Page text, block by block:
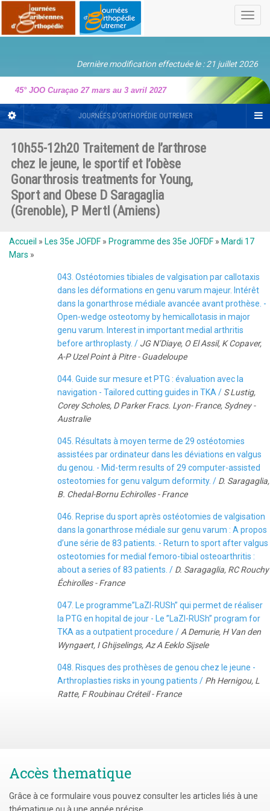
Dernière modification effectuée le : 21 juillet 2026
45° JOO Curaçao 27 mars au 3 avril 2027
JOURNÉES D'ORTHOPÉDIE OUTREMER
10h55-12h20 Traitement de l’arthrose
chez le jeune, le sportif et l’obèse
Gonarthrosis treatments for Young,
Sport and Obese D Saragaglia
(Grenoble), P Mertl (Amiens)
Accueil » Les 35e JOFDF » Programme des 35e JOFDF » Mardi 17
Mars »
043. Ostéotomies tibiales de valgisation par callotaxis
dans les déformations en genu varum majeur. Intérêt
dans la gonarthrose médiale avancée avant prothèse. -
Open-wedge osteotomy by hemicallotasis in major
genu varum. Interest in important medial arthritis
before arthroplasty. / JG N’Diaye, O El Assil, K Copaver,
A-P Uzel Point à Pitre - Guadeloupe
044. Guide sur mesure et PTG : évaluation avec la
navigation - Tailored cutting guides in TKA / S Lustig,
Corey Scholes, D Parker Fracs. Lyon- France, Sydney -
Australie
045. Résultats à moyen terme de 29 ostéotomies
assistées par ordinateur dans les déviations en valgus
du genou. - Mid-term results of 29 computer-assisted
osteotomies for genu valgum deformity. / D. Saragaglia,
B. Chedal-Bornu Echirolles - France
046. Reprise du sport après ostéotomies de valgisation
dans la gonarthrose médiale sur genu varum : A propos
d’une série de 83 patients. - Return to sport after valgus
osteotomies for medial femoro-tibial osteoarthritis :
about a series of 83 patients. / D. Saragaglia, RC Rouchy
Échirolles - France
047. Le programme”LaZI-RUSh” qui permet de réaliser
la PTG en hopital de jour - Le ”LaZI-RUSh” program for
TKA as a outpatient procedure / A Demurie, H Van den
Wyngaert, I Ghijselings, Az A Eeklo Sijsele
048. Risques des prothèses de genou chez le jeune -
Arthroplasties risks in young patients / Ph Hernigou, L
Ratte, F Roubinau Créteil - France
Accès thematique
Grâce à ce formulaire vous pouvez consulter les articles liés à une